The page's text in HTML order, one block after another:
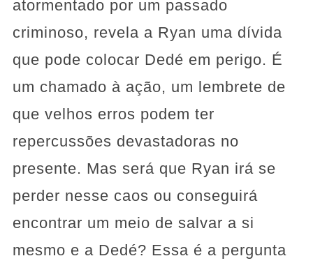
atormentado por um passado
criminoso, revela a Ryan uma dívida
que pode colocar Dedé em perigo. É
um chamado à ação, um lembrete de
que velhos erros podem ter
repercussões devastadoras no
presente. Mas será que Ryan irá se
perder nesse caos ou conseguirá
encontrar um meio de salvar a si
mesmo e a Dedé? Essa é a pergunta